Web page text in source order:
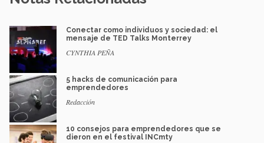
Conectar como individuos y sociedad: el
mensaje de TED Talks Monterrey
CYNTHIA PEÑA
5 hacks de comunicación para
emprendedores
Redacción
10 consejos para emprendedores que se
dieron en el festival INCmty